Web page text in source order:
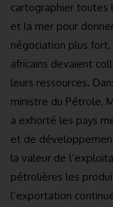
cartographier toutes
et la mer pour
négociation plus
africains devaient
leurs ressources.
ministre du Pétrole,
a exhorté les pays
et de
la valeur de
pétrolières les
l’exportation